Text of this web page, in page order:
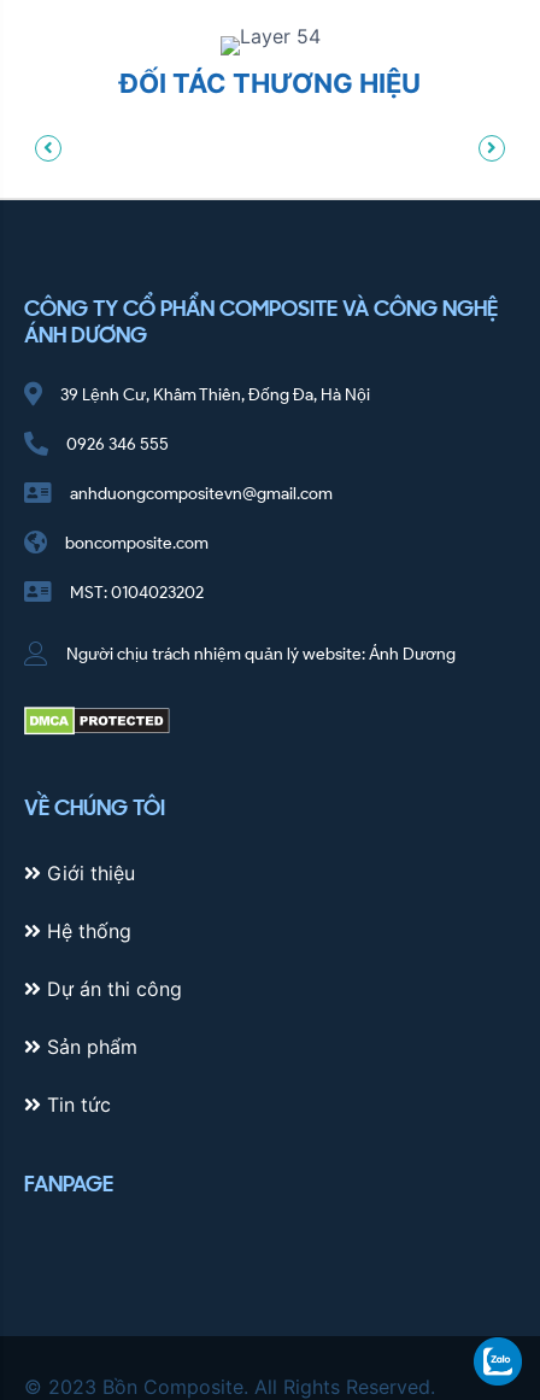
ĐỐI TÁC THƯƠNG HIỆU
CÔNG TY CỔ PHẨN COMPOSITE VÀ CÔNG NGHỆ
ÁNH DƯƠNG
39 Lệnh Cư, Khâm Thiên, Đống Đa, Hà Nội
0926 346 555
anhduongcompositevn@gmail.com
boncomposite.com
MST: 0104023202
Người chịu trách nhiệm quản lý website: Ánh Dương
VỀ CHÚNG TÔI
Giới thiệu
Hệ thống
Dự án thi công
Sản phẩm
Tin tức
FANPAGE
© 2023 Bồn Composite. All Rights Reserved.
Zalo